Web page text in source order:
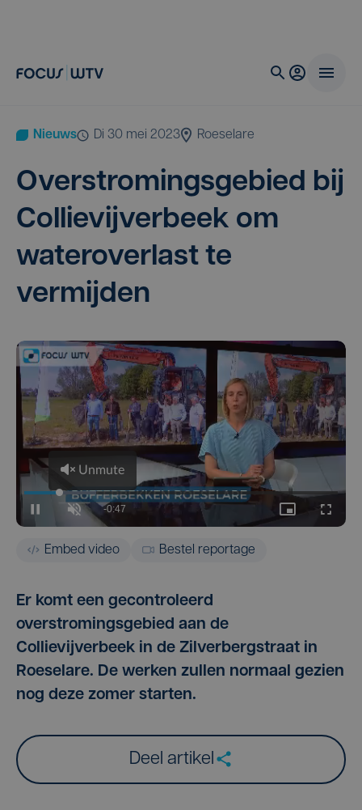
Nieuws di 30 mei 2023 Roeselare
Over­stro­mings­ge­bied bij
Col­lievij­ver­beek om
water­over­last te
vermijden
Embed video Bestel reportage
Er komt een gecontroleerd
overstromingsgebied aan de
Collievijverbeek in de Zilverbergstraat in
Roeselare. De werken zullen normaal gezien
nog deze zomer starten.
Deel artikel